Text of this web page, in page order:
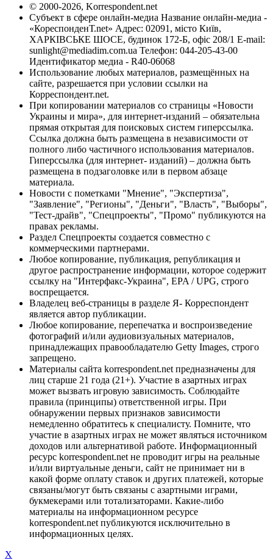
© 2000-2026, Korrespondent.net
Субъект в сфере онлайн-медиа Название онлайн-медиа -
«КореспонденТ.net» Адрес: 02091, місто Київ,
ХАРКІВСЬКЕ ШОСЕ, будинок 172-Б, офіс 208/1 E-mail:
sunlight@mediadim.com.ua Телефон: 044-205-43-00
Идентификатор медиа - R40-06068
Использование любых материалов, размещённых на
сайте, разрешается при условии ссылки на
Корреспондент.net.
При копировании материалов со страницы «Новости
Украины и мира», для интернет-изданий – обязательна
прямая открытая для поисковых систем гиперссылка.
Ссылка должна быть размещена в независимости от
полного либо частичного использования материалов.
Гиперссылка (для интернет- изданий) – должна быть
размещена в подзаголовке или в первом абзаце
материала.
Новости с пометками "Мнение", "Экспертиза",
"Заявление", "Регионы", "Деньги", "Власть", "Выборы",
"Тест-драйв", "Спецпроекты", "Промо" публикуются на
правах рекламы.
Раздел Спецпроекты создается совместно с
коммерческими партнерами.
Любое копирование, публикация, републикация и
другое распространение информации, которое содержит
ссылку на "Интерфакс-Украина", EPA / UPG, строго
воспрещается.
Владелец веб-страницы в разделе Я- Корреспондент
является автор публикации.
Любое копирование, перепечатка и воспроизведение
фотографий и/или аудиовизуальных материалов,
принадлежащих правообладателю Getty Images, строго
запрещено.
Материалы сайта korrespondent.net предназначены для
лиц старше 21 года (21+). Участие в азартных играх
может вызвать игровую зависимость. Соблюдайте
правила (принципы) ответственной игры. При
обнаружении первых признаков зависимости
немедленно обратитесь к специалисту. Помните, что
участие в азартных играх не может являться источником
доходов или альтернативой работе. Информационный
ресурс korrespondent.net не проводит игры на реальные
и/или виртуальные деньги, сайт не принимает ни в
какой форме оплату ставок и других платежей, которые
связаны/могут быть связаны с азартными играми,
букмекерами или тотализаторами. Какие-либо
материалы на информационном ресурсе
korrespondent.net публикуются исключительно в
информационных целях.
X